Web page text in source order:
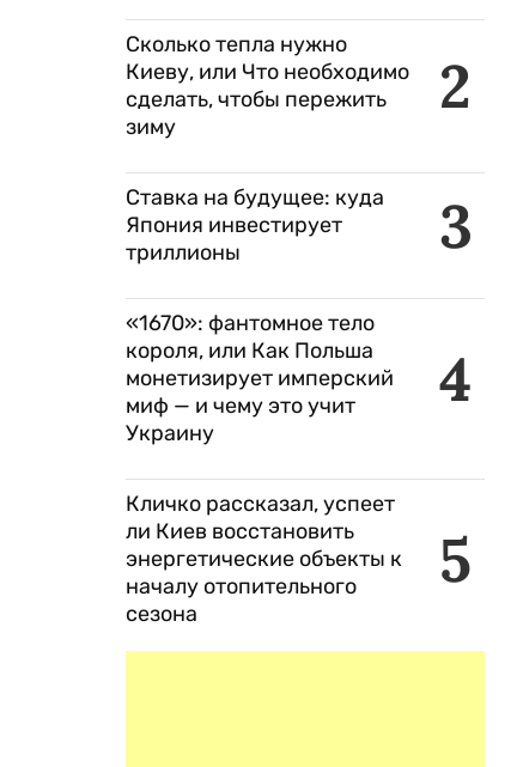
2
Сколько тепла нужно
Киеву, или Что необходимо
сделать, чтобы пережить
зиму
3
Ставка на будущее: куда
Япония инвестирует
триллионы
4
«1670»: фантомное тело
короля, или Как Польша
монетизирует имперский
миф — и чему это учит
Украину
5
Кличко рассказал, успеет
ли Киев восстановить
энергетические объекты к
началу отопительного
сезона